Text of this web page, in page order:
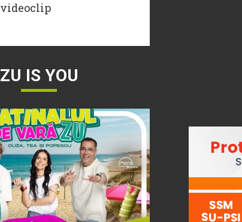
videoclip
ZU IS YOU